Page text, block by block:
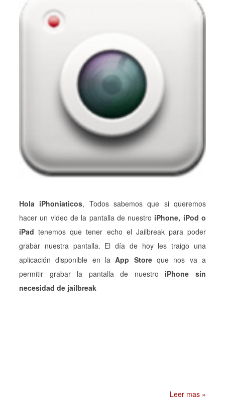
Hola iPhoniaticos, Todos sabemos que si queremos
hacer un video de la pantalla de nuestro iPhone, iPod o
iPad tenemos que tener echo el Jailbreak para poder
grabar nuestra pantalla. El día de hoy les traigo una
aplicación disponible en laApp Storeque nos va a
permitir grabar la pantalla de nuestro iPhone sin
necesidad de jailbreak
Leer mas »